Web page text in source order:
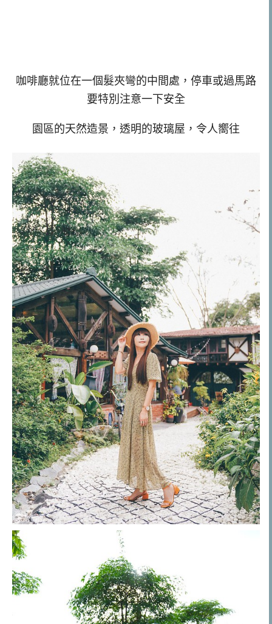
咖啡廳就位在一個髮夾彎的中間處，停車或過馬路
要特別注意一下安全
園區的天然造景，透明的玻璃屋，令人嚮往